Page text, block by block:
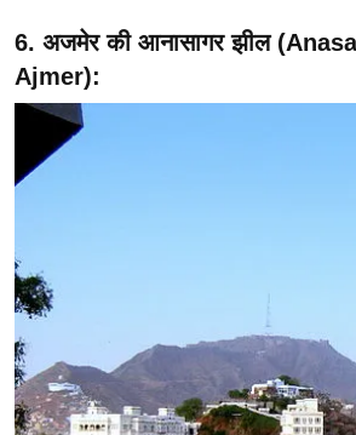
6. अजमेर की आनासागर झील
Ajmer):